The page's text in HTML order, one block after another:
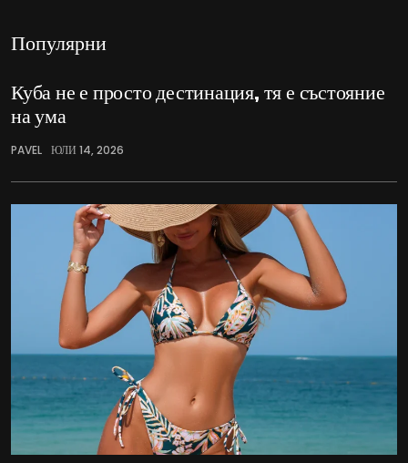
Популярни
Куба не е просто дестинация, тя е състояние
на ума
PAVEL ЮЛИ 14, 2026